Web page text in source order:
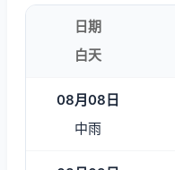
日期
白天
08月08日
中雨